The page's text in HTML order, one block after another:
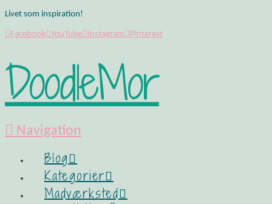
Livet som inspiration!
Facebook YouTube Instagram Pinterest
DoodleMor
Navigation
Blog
Kategorier
Madværksted